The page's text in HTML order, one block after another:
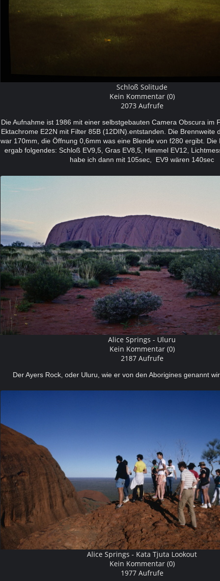
Schloß Solitude
Kein Kommentar (0)
2073 Aufrufe
Die Aufnahme ist 1986 mit einer selbstgebauten Camera Obscura im
Ektachrome E22N mit Filter 85B (12DIN).entstanden. Die Brennweite
war 170mm, die Öffnung 0,6mm was eine Blende von f280 ergibt. Die
ergab folgendes: Schloß EV9,5, Gras EV8,5, Himmel EV12,
habe ich dann mit 105sec, EV9 wären 140sec
Alice Springs - Uluru
Kein Kommentar (0)
2187 Aufrufe
Der Ayers Rock, oder Uluru, wie er von den Aborigines genannt
Alice Springs - Kata Tjuta Lookout
Kein Kommentar (0)
1977 Aufrufe